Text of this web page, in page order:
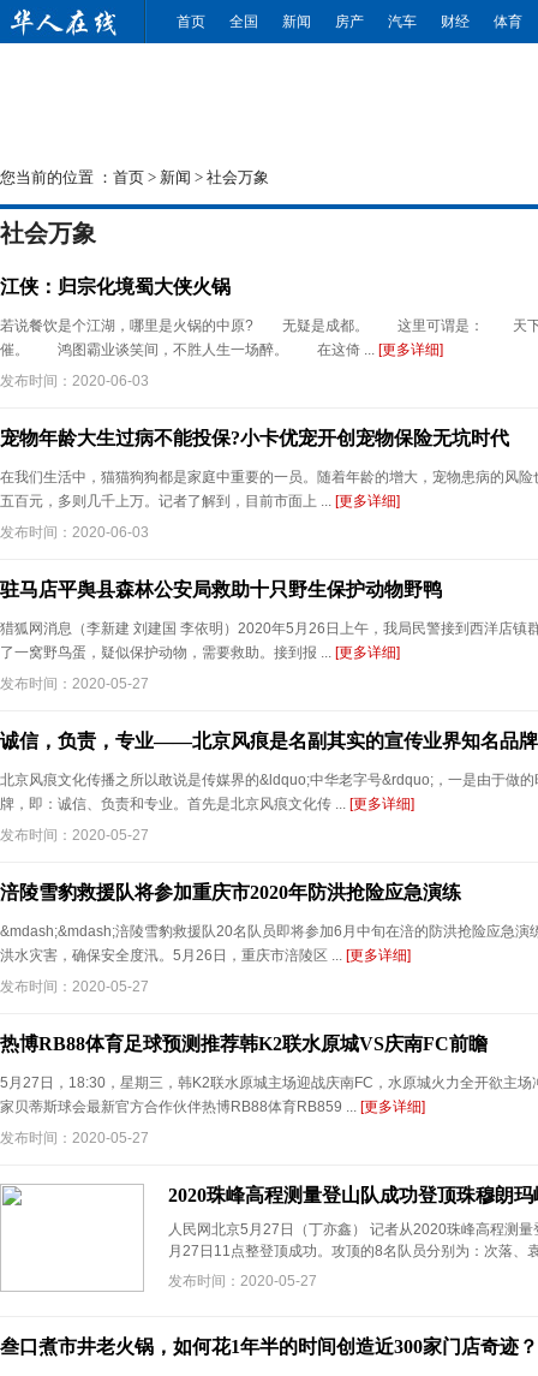
首页 全国 新闻 房产 汽车 财经 体育
您当前的位置 ： 首页 > 新闻 > 社会万象
社会万象
江侠：归宗化境蜀大侠火锅
若说餐饮是个江湖，哪里是火锅的中原? 无疑是成都。 这里可谓是： 天下
催。 鸿图霸业谈笑间，不胜人生一场醉。 在这倚 ... [更多详细]
发布时间：2020-06-03
宠物年龄大生过病不能投保?小卡优宠开创宠物保险无坑时代
在我们生活中，猫猫狗狗都是家庭中重要的一员。随着年龄的增大，宠物患病的风
五百元，多则几千上万。记者了解到，目前市面上 ... [更多详细]
发布时间：2020-06-03
驻马店平舆县森林公安局救助十只野生保护动物野鸭
猎狐网消息（李新建 刘建国 李依明）2020年5月26日上午，我局民警接到西洋店镇
了一窝野鸟蛋，疑似保护动物，需要救助。接到报 ... [更多详细]
发布时间：2020-05-27
诚信，负责，专业——北京风痕是名副其实的宣传业界知名品牌
北京风痕文化传播之所以敢说是传媒界的&ldquo;中华老字号&rdquo;，一是由于做
牌，即：诚信、负责和专业。首先是北京风痕文化传 ... [更多详细]
发布时间：2020-05-27
涪陵雪豹救援队将参加重庆市2020年防洪抢险应急演练
&mdash;&mdash;涪陵雪豹救援队20名队员即将参加6月中旬在涪的防洪抢险应
洪水灾害，确保安全度汛。5月26日，重庆市涪陵区 ... [更多详细]
发布时间：2020-05-27
热博RB88体育足球预测推荐韩K2联水原城VS庆南FC前瞻
5月27日，18:30，星期三，韩K2联水原城主场迎战庆南FC，水原城火力全开欲主
家贝蒂斯球会最新官方合作伙伴热博RB88体育RB859 ... [更多详细]
发布时间：2020-05-27
2020珠峰高程测量登山队成功登顶珠穆朗玛
人民网北京5月27日（丁亦鑫） 记者从2020珠峰高程测
月27日11点整登顶成功。攻顶的8名队员分别为：次落、
发布时间：2020-05-27
叁口煮市井老火锅，如何花1年半的时间创造近300家门店奇迹？